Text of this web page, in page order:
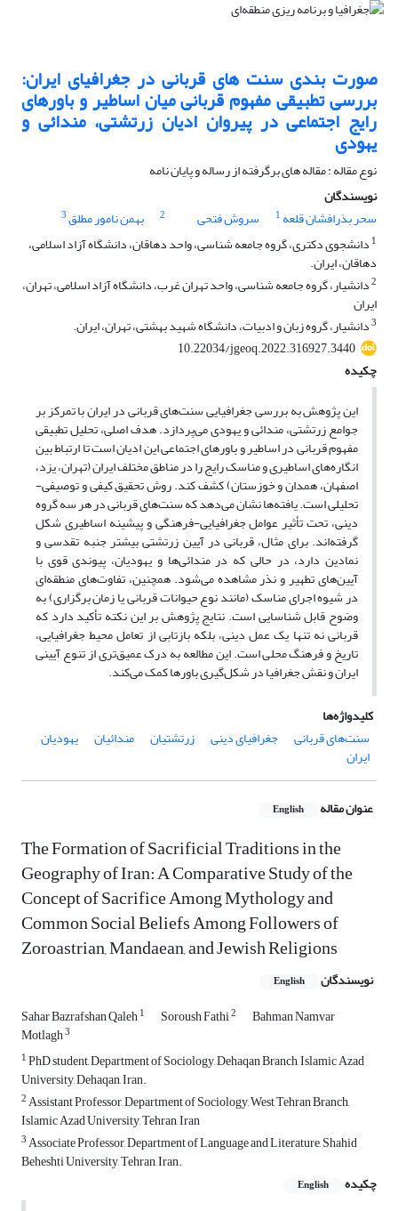
صورت بندی سنت های قربانی در جغرافیای ایران:
بررسی تطبیقی مفهوم قربانی میان اساطیر و باورهای
رایج اجتماعی در پیروان ادیان زرتشتی، مندائی و
یهودی
نوع مقاله : مقاله های برگرفته از رساله و پایان نامه
نویسندگان
سحر بذرافشان قلعه 1 سروش فتحی 2 بهمن نامور مطلق3
1 دانشجوی دکتری، گروه جامعه شناسی، واحد دهاقان، دانشگاه آزاد اسلامی،
دهاقان، ایران.
2دانشیار، گروه جامعه شناسی، واحد تهران غرب، دانشگاه آزاد اسلامی، تهران،
ایران
3دانشیار، گروه زبان و ادبیات، دانشگاه شهید بهشتی،‌ تهران، ایران.
10.22034/jgeoq.2022.316927.3440
چکیده
این پژوهش به بررسی جغرافیایی سنت‌های قربانی در ایران با تمرکز بر
جوامع زرتشتی، مندائی و یهودی می‌پردازد. هدف اصلی، تحلیل تطبیقی
مفهوم قربانی در اساطیر و باورهای اجتماعی این ادیان است تا ارتباط بین
انگاره‌های اساطیری و مناسک رایج را در مناطق مختلف ایران (تهران، یزد،
اصفهان، همدان و خوزستان) کشف کند. روش تحقیق کیفی و توصیفی-
تحلیلی است. یافته‌ها نشان می‌دهد که سنت‌های قربانی در هر سه گروه
دینی، تحت تأثیر عوامل جغرافیایی-فرهنگی و پیشینه اساطیری شکل
گرفته‌اند. برای مثال، قربانی در آیین زرتشتی بیشتر جنبه تقدسی و
نمادین دارد، در حالی که در مندائی‌ها و یهودیان، پیوندی قوی با
آیین‌های تطهیر و نذر مشاهده می‌شود. همچنین، تفاوت‌های منطقه‌ای
در شیوه اجرای مناسک (مانند نوع حیوانات قربانی یا زمان برگزاری) به
وضوح قابل شناسایی است. نتایج پژوهش بر این نکته تأکید دارد که
قربانی نه تنها یک عمل دینی، بلکه بازتابی از تعامل محیط جغرافیایی،
تاریخ و فرهنگ محلی است. این مطالعه به درک عمیق‌تری از تنوع آیینی
ایران و نقش جغرافیا در شکل‌گیری باورها کمک می‌کند.
کلیدواژه‌ها
سنت‌های قربانی
جغرافیای دینی زرتشتیان مندائیان یهودیان
ایران
عنوان مقاله English
The Formation of Sacrificial Traditions in the
Geography of Iran: A Comparative Study of the
Concept of Sacrifice Among Mythology and
Common Social Beliefs Among Followers of
Zoroastrian, Mandaean, and Jewish Religions
نویسندگان English
Sahar Bazrafshan Qaleh1 Soroush Fathi2 Bahman Namvar
Motlagh3
1PhD student, Department of Sociology, Dehaqan Branch, Islamic Azad
University, Dehaqan, Iran.
2Assistant Professor, Department of Sociology, West Tehran Branch,
Islamic Azad University, Tehran, Iran
3Associate Professor, Department of Language and Literature, Shahid
Beheshti University, Tehran, Iran.
چکیده
English